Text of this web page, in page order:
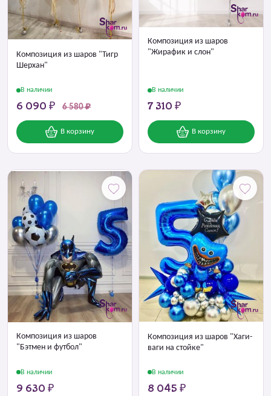
Композиция из шаров "Тигр
Шерхан"
В наличии
6 090 ₽ 6 580 ₽
В корзину
Композиция из шаров
"Жирафик и слон"
В наличии
7 310 ₽
В корзину
Композиция из шаров
"Бэтмен и футбол"
В наличии
9 630 ₽
Композиция из шаров "Хаги-
ваги на стойке"
В наличии
8 045 ₽